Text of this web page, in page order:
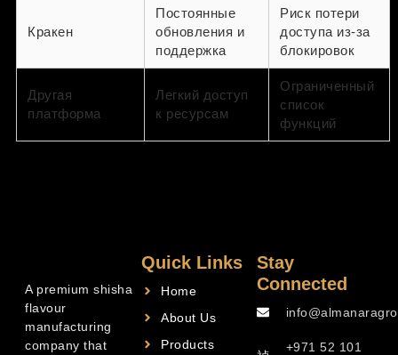
Кракен
Постоянные
обновления и
поддержка
Риск потери
доступа из-за
блокировок
Другая
платформа
Легкий доступ
к ресурсам
Ограниченный
список
функций
A premium shisha
flavour
manufacturing
company that
Quick Links
Home
About Us
Products
Stay
Connected
+971 52 101